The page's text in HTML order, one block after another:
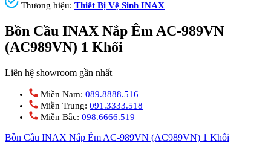
Thương hiệu: Thiết Bị Vệ Sinh INAX
Bồn Cầu INAX Nắp Êm AC-989VN
(AC989VN) 1 Khối
Liên hệ showroom gần nhất
Miền Nam: 089.8888.516
Miền Trung: 091.3333.518
Miền Bắc: 098.6666.519
Bồn Cầu INAX Nắp Êm AC-989VN (AC989VN) 1 Khối